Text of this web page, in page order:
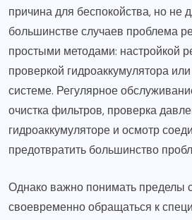
причина для беспокойства, но не
большинстве случаев проблема
простыми методами: настройкой
проверкой гидроаккумулятора
системе. Регулярное
очистка фильтров, проверка
гидроаккумуляторе и осмотр
предотвратить большинство
Однако важно понимать пределы
своевременно обращаться к